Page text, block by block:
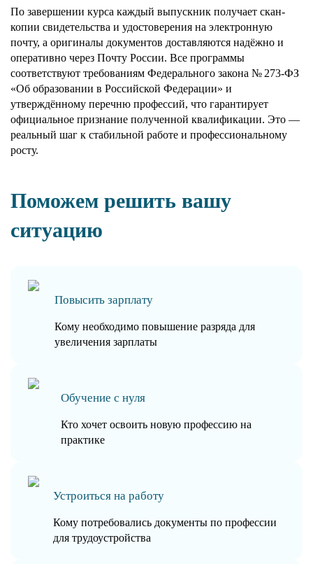
По завершении курса каждый выпускник получает скан-
копии свидетельства и удостоверения на электронную
почту, а оригиналы документов доставляются надёжно и
оперативно через Почту России. Все программы
соответствуют требованиям Федерального закона № 273-ФЗ
«Об образовании в Российской Федерации» и
утверждённому перечню профессий, что гарантирует
официальное признание полученной квалификации. Это —
реальный шаг к стабильной работе и профессиональному
росту.
Поможем решить вашу
ситуацию
Повысить зарплату
Кому необходимо повышение разряда для
увеличения зарплаты
Обучение с нуля
Кто хочет освоить новую профессию на
практике
Устроиться на работу
Кому потребовались документы по профессии
для трудоустройства